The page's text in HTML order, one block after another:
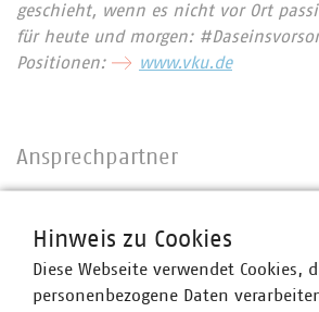
geschieht, wenn es nicht vor Ort
für heute und morgen:
Positionen:
www.vku.de
Ansprechpartner
Hinweis zu Cookies
Diese Webseite verwendet Cookies,
personenbezogene Daten